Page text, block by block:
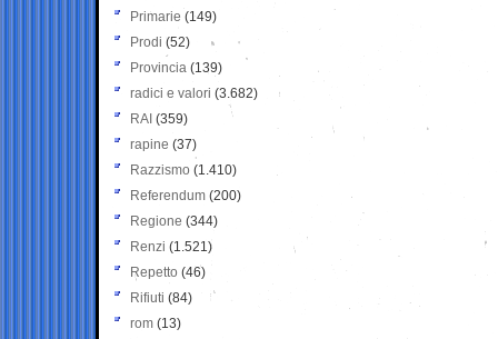
Primarie (149)
Prodi (52)
Provincia (139)
radici e valori (3.682)
RAI (359)
rapine (37)
Razzismo (1.410)
Referendum (200)
Regione (344)
Renzi (1.521)
Repetto (46)
Rifiuti (84)
rom (13)